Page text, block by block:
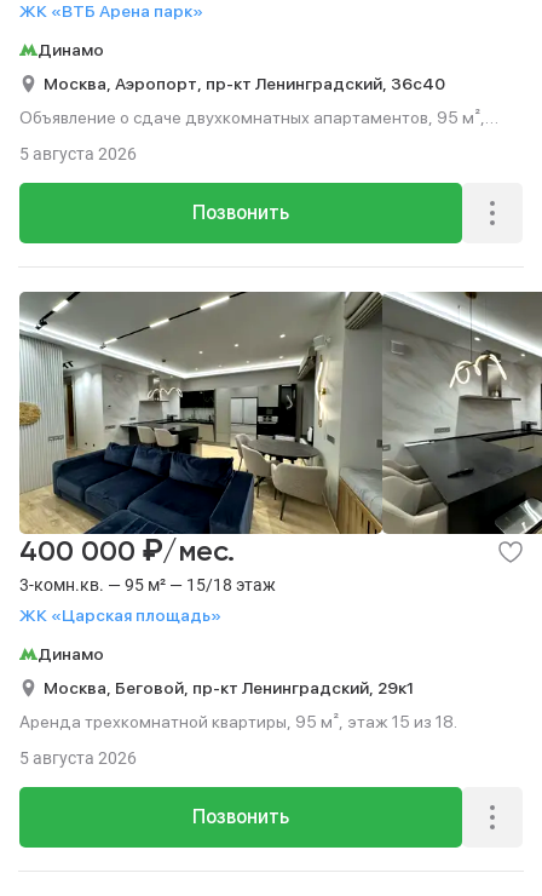
ЖК «ВТБ Арена парк»
Динамо
Москва, Аэропорт, пр-кт Ленинградский, 36с40
Объявление о сдаче двухкомнатных апартаментов, 95 м²,
Позвонить
5 августа 2026
3-комн.кв. — 95 м² — 15/18 этаж
ЖК «Царская площадь»
400 000 ₽/мес.
Динамо
Москва, Беговой, пр-кт Ленинградский, 29к1
Аренда трехкомнатной квартиры, 95 м², этаж 15 из 18.
Позвонить
5 августа 2026